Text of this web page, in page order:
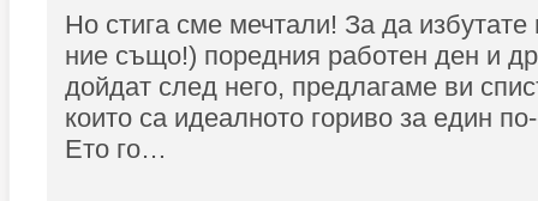
Но стига сме мечтали! За да
ние също!) поредния работен ден и
дойдат след него, предлагаме ви
които са идеалното гориво за един
Ето го…